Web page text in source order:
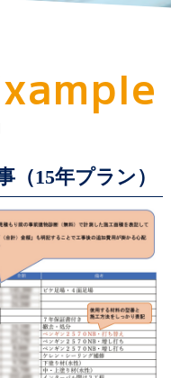
xample
（15年プラン）